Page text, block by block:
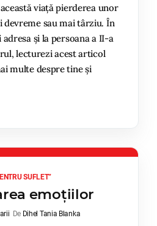
viață pierderea unor
devreme sau mai târziu. În
și la persoana a II-a
lecturezi acest articol
multe despre tine și
SUFLET”
emoțiilor
De Dihel Tania Blanka